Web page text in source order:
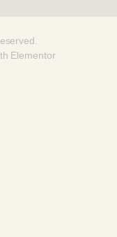
Elementor